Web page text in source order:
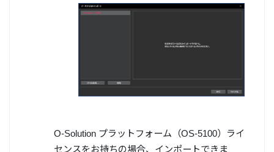
O-Solution プラットフォーム（OS-5100）ライ
センスをお持ちの場合、インポートできま